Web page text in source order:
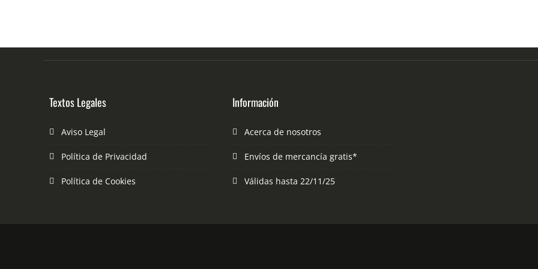
Textos Legales
Aviso Legal
Política de Privacidad
Política de Cookies
Información
Acerca de nosotros
Envíos de mercancía gratis*
Válidas hasta 22/11/25